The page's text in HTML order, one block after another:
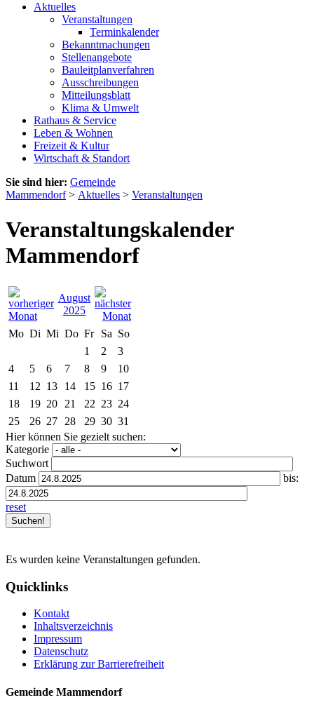
Aktuelles
Veranstaltungen
Terminkalender
Bekanntmachungen
Stellenangebote
Bauleitplanverfahren
Ausschreibungen
Mitteilungsblatt
Klima & Umwelt
Rathaus & Service
Leben & Wohnen
Freizeit & Kultur
Wirtschaft & Standort
Sie sind hier: Gemeinde
Mammendorf> Aktuelles > Veranstaltungen
Veranstaltungskalender
Mammendorf
August
2025
Mo Di Mi Do Fr Sa So
1
2
3
4
5 6 7 8 9
10
11
12 13 14 15 16 17
18
19 20 21 22 23 24
25
26 27 28 29 30 31
Hier können Sie gezielt suchen:
Kategorie
Suchwort
Datum
bis:
reset
Es wurden keine Veranstaltungen gefunden.
Quicklinks
Kontakt
Inhaltsverzeichnis
Impressum
Datenschutz
Erklärung zur Barrierefreiheit
Gemeinde Mammendorf